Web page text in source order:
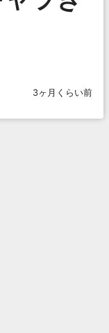
3ヶ月くらい前